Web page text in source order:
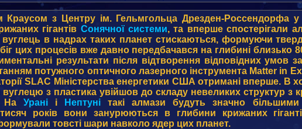
Краусом з Центру ім. Гельмгольца Дрезден-Россендорфа у
гігантів Сонячної системи, та вперше спостерігали
в надрах таких планет стискаються, формуючи
цих процесів вже давно передбачався на глибині близько
результати після відтворення відповідних умов
потужного оптичного лазерного інструмента Matter in
SLAC Міністерства енергетики США отримані вперше. В
з пластика увійшов до складу невеликих структур з
На Ураніі Нептунітакі алмази будуть значно більшими
років вони занурюються в глибини крижаних
товсті шари навколо ядер цих планет.